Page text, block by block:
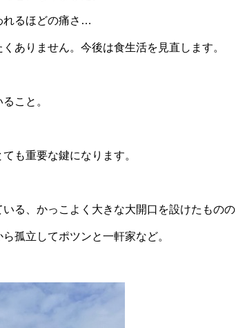
れるほどの痛さ…
ありません。今後は食生活を見直します。
こと。
も重要な鍵になります。
る、かっこよく大きな大開口を設けたものの
孤立してポツンと一軒家など。